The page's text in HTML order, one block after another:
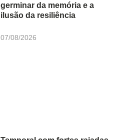
germinar da memória e a
ilusão da resiliência
07/08/2026